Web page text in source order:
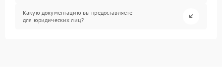
Какую документацию вы предоставляете
для юридических лиц?